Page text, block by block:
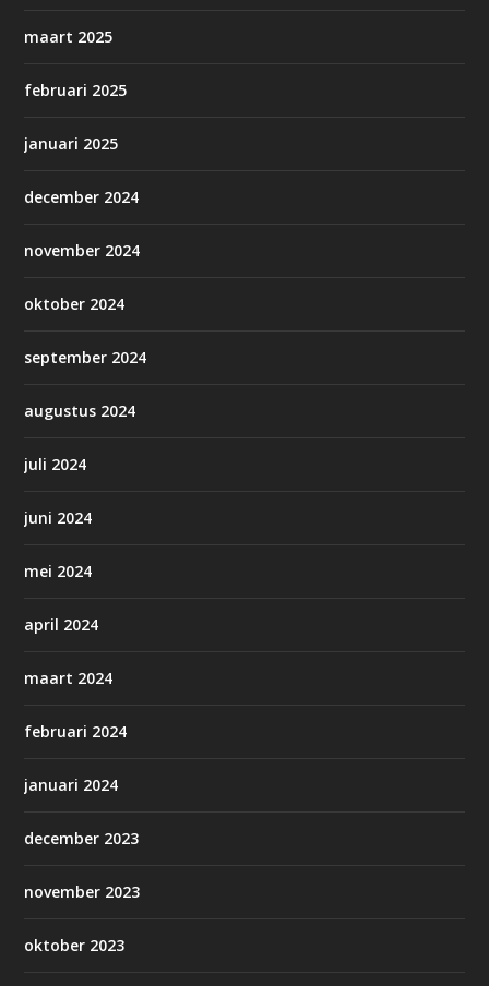
maart 2025
februari 2025
januari 2025
december 2024
november 2024
oktober 2024
september 2024
augustus 2024
juli 2024
juni 2024
mei 2024
april 2024
maart 2024
februari 2024
januari 2024
december 2023
november 2023
oktober 2023